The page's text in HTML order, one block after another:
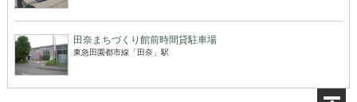
田奈まちづくり館前時間貸駐車場
東急田園都市線「田奈」駅